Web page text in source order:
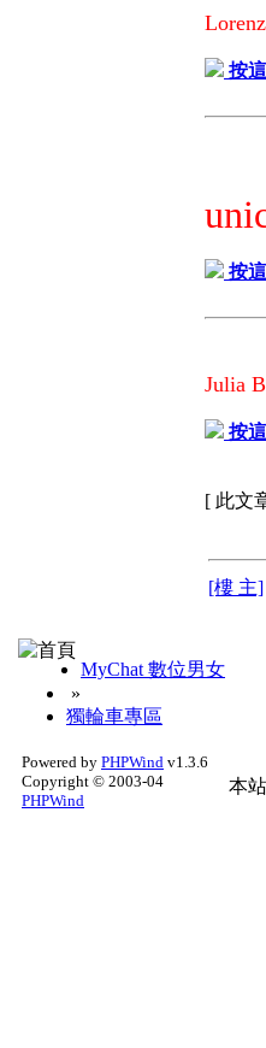
按
按
Julia
按
[ 此文
[樓 主]
MyChat 數位男女
»
獨輪車專區
Powered by PHPWind v1.3.6
Copyright © 2003-04
PHPWind
本